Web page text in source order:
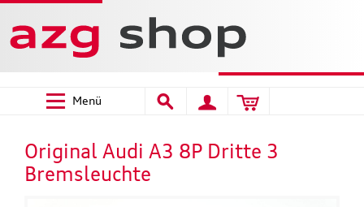
Menü
Original Audi A3 8P Dritte 3
Bremsleuchte